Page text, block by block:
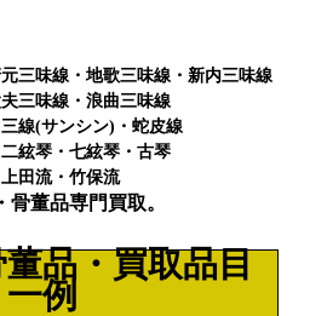
三味線・地歌三味線・新内三味線
三味線・浪曲三味線
線(サンシン) ・蛇皮線
絃琴・七絃琴・古琴
田流・竹保流
骨董品専門買取。
品・買取品目
一例